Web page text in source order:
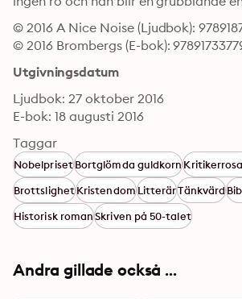
© 2016 A Nice Noise (Ljudbok):
© 2016 Brombergs (E-bok):
Utgivningsdatum
Ljudbok: 27 oktober 2016
E-bok: 18 augusti 2016
Taggar
NobelprisetBortglömda guldkorn
BrottslighetKristendomLitterärTänkvärd
Historisk romanSkriven på 50-talet
Andra gillade också ...